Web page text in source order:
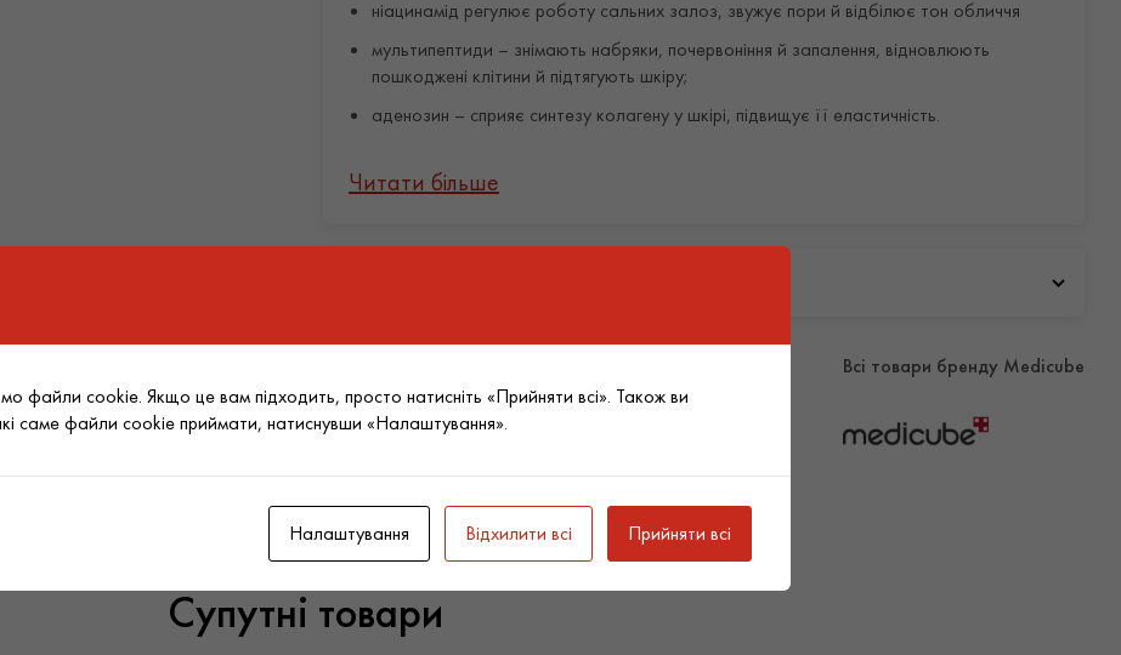
ніацинамід регулює роботу сальних залоз, звужує пори й відбілює тон обличчя
мультипептиди – знімають набряки, почервоніння й запалення, відновлюють
пошкоджені клітини й підтягують шкіру;
аденозин – сприяє синтезу колагену у шкірі, підвищує її еластичність.
Спосіб застосування
косметики оптом. Цей та інші продукти бренду Medicube ви можете вигідно купити у
постачальника косметики Sparcos оптом за приємними цінами. Оптовий продаж
косметики діє на закупівлю товарів від 3000 гривень. Покупці мають змогу замовити
Читати більше
Всі товари бренду Medicube
Супутні товари
файли cookie. Якщо це вам підходить, просто натисніть «Прийняти всі». Також ви
саме файли cookie приймати, натиснувши «Налаштування».
Налаштування Відхилити всі Прийняти всі